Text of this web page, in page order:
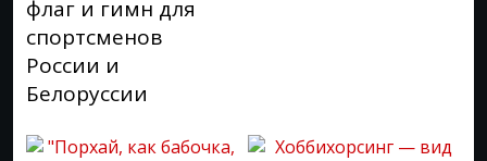
флаг и гимн для
спортсменов
России и
Белоруссии